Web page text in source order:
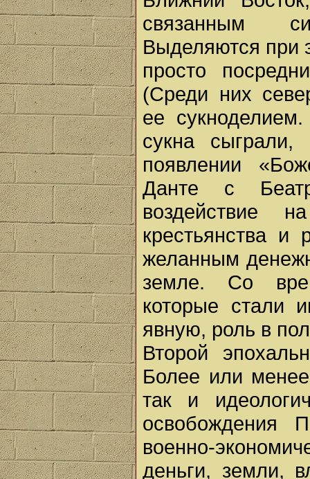
связанным
Выделяются при
просто
(Среди них
ее
сукна
появлении
Данте с
воздействие
крестьянства и
желанным
земле. Со
которые стали
явную, роль в
Второй
Более или
так и
освобождения
военно-
деньги, земли,